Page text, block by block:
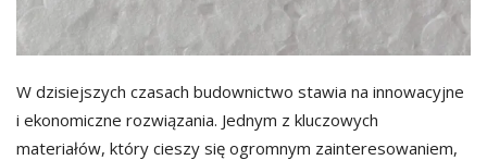
W dzisiejszych czasach budownictwo stawia na innowacyjne
i ekonomiczne rozwiązania. Jednym z kluczowych
materiałów, który cieszy się ogromnym zainteresowaniem,